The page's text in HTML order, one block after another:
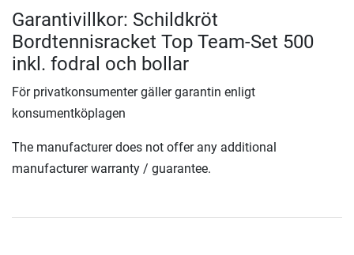
Garantivillkor: Schildkröt
Bordtennisracket Top Team-Set 500
inkl. fodral och bollar
För privatkonsumenter gäller garantin enligt
konsumentköplagen
The manufacturer does not offer any additional
manufacturer warranty / guarantee.